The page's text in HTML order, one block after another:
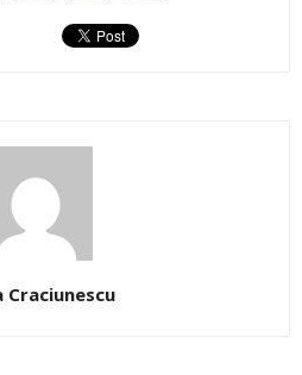
Craciunescu